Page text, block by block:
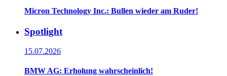
Micron Technology Inc.: Bullen wieder am Ruder!
Spotlight
15.07.2026
BMW AG: Erholung wahrscheinlich!